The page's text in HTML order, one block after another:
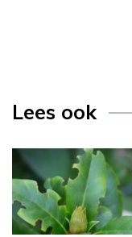
Lees ook